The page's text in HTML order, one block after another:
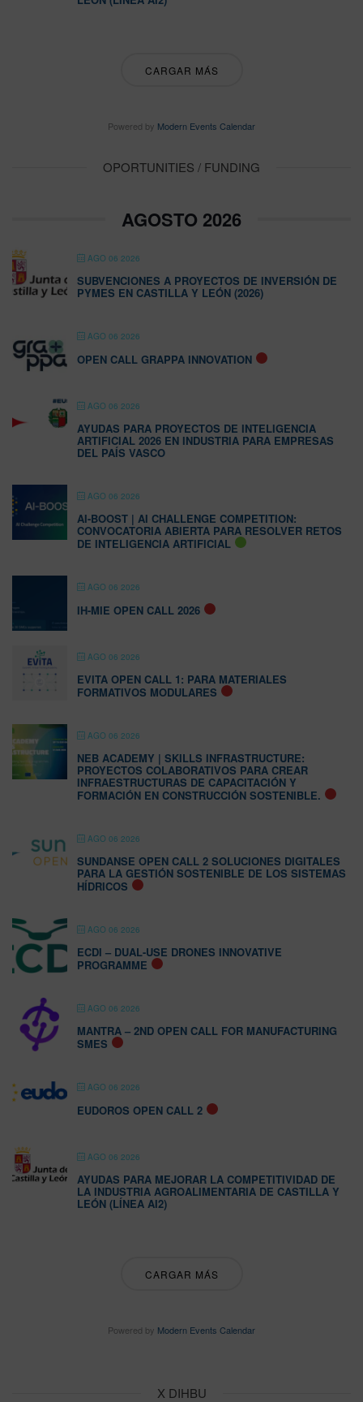
CARGAR MÁS
Powered by Modern Events Calendar
OPORTUNITIES / FUNDING
AGOSTO 2026
AGO 06 2026
SUBVENCIONES A PROYECTOS DE INVERSIÓN DE
PYMES EN CASTILLA Y LEÓN (2026)
AGO 06 2026
OPEN CALL GRAPPA INNOVATION
AGO 06 2026
AYUDAS PARA PROYECTOS DE INTELIGENCIA
ARTIFICIAL 2026 EN INDUSTRIA PARA EMPRESAS
DEL PAÍS VASCO
AGO 06 2026
AI-BOOST | AI CHALLENGE COMPETITION:
CONVOCATORIA ABIERTA PARA RESOLVER RETOS
DE INTELIGENCIA ARTIFICIAL
AGO 06 2026
IH-MIE OPEN CALL 2026
AGO 06 2026
EVITA OPEN CALL 1: PARA MATERIALES
FORMATIVOS MODULARES
AGO 06 2026
NEB ACADEMY | SKILLS INFRASTRUCTURE:
PROYECTOS COLABORATIVOS PARA CREAR
INFRAESTRUCTURAS DE CAPACITACIÓN Y
FORMACIÓN EN CONSTRUCCIÓN SOSTENIBLE.
AGO 06 2026
SUNDANSE OPEN CALL 2 SOLUCIONES DIGITALES
PARA LA GESTIÓN SOSTENIBLE DE LOS SISTEMAS
HÍDRICOS
AGO 06 2026
ECDI – DUAL-USE DRONES INNOVATIVE
PROGRAMME
AGO 06 2026
MANTRA – 2ND OPEN CALL FOR MANUFACTURING
SMES
AGO 06 2026
EUDOROS OPEN CALL 2
AGO 06 2026
AYUDAS PARA MEJORAR LA COMPETITIVIDAD DE
LA INDUSTRIA AGROALIMENTARIA DE CASTILLA Y
LEÓN (LÍNEA AI2)
CARGAR MÁS
Powered by Modern Events Calendar
X DIHBU